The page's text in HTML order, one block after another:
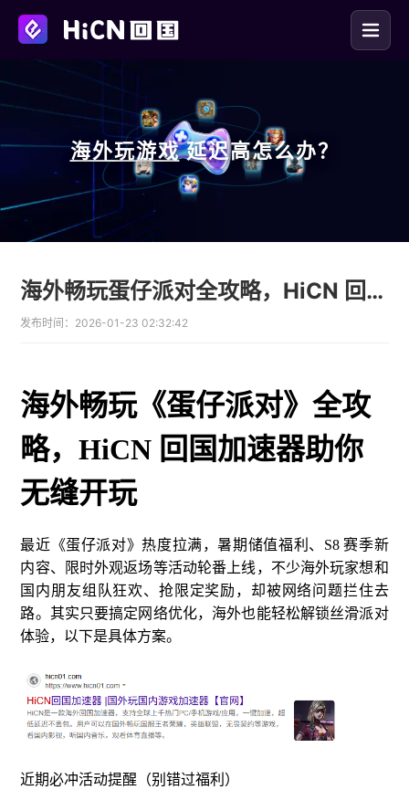
海外玩游戏 延迟高怎么办？
海外畅玩蛋仔派对全攻略，HiCN 回国加速器助你无缝开玩
发布时间： 2026-01-23 02:32:42
海外畅玩《蛋仔派对》全攻
略，HiCN 回国加速器助你
无缝开玩
最近《蛋仔派对》热度拉满，暑期储值福利、S8 赛季新
内容、限时外观返场等活动轮番上线，不少海外玩家想和
国内朋友组队狂欢、抢限定奖励，却被网络问题拦住去
路。其实只要搞定网络优化，海外也能轻松解锁丝滑派对
体验，以下是具体方案。
近期必冲活动提醒（别错过福利）